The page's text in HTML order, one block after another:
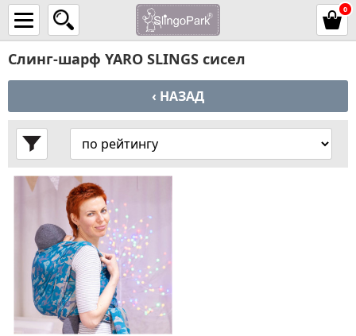
0
Слинг-шарф YARO SLINGS сисел
‹ НАЗАД